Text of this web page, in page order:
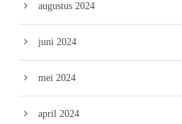
augustus 2024
juni 2024
mei 2024
april 2024